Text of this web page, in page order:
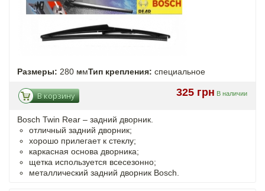
Размеры: 280 ммТип крепления: специальное
325 грн В наличии
В корзину
Bosch Twin Rear – задний дворник.
отличный задний дворник;
хорошо прилегает к стеклу;
каркасная основа дворника;
щетка используется всесезонно;
металлический задний дворник Bosch.